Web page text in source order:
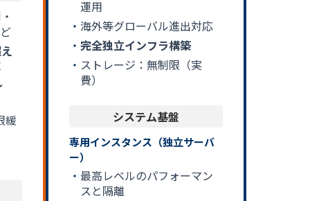
緩
運用
海外等グローバル進出対応
完全独立インフラ構築
ストレージ：無制限（実
費）
システム基盤
専用インスタンス（独立サーバ
ー）
最高レベルのパフォーマン
スと隔離